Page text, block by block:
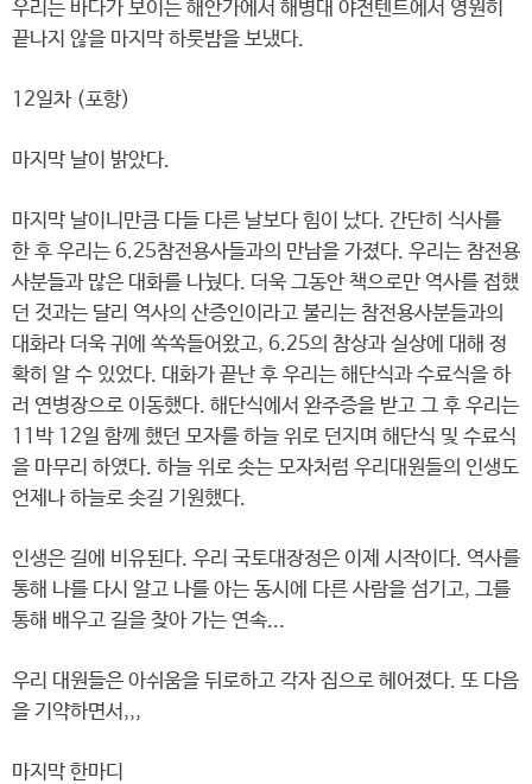
우리는 바다가 보이는 해안가에서 해병대 야전텐트에서 영원히
끝나지 않을 마지막 하룻밤을 보냈다.
12일차 (포항)
마지막 날이 밝았다.
마지막 날이니만큼 다들 다른 날보다 힘이 났다. 간단히 식사를
한 후 우리는 6.25참전용사들과의 만남을 가졌다. 우리는 참전용
사분들과 많은 대화를 나눴다. 더욱 그동안 책으로만 역사를 접했
던 것과는 달리 역사의 산증인이라고 불리는 참전용사분들과의
대화라 더욱 귀에 쏙쏙들어왔고, 6.25의 참상과 실상에 대해 정
확히 알 수 있었다. 대화가 끝난 후 우리는 해단식과 수료식을 하
러 연병장으로 이동했다. 해단식에서 완주증을 받고 그 후 우리는
11박 12일 함께 했던 모자를 하늘 위로 던지며 해단식 및 수료식
을 마무리 하였다. 하늘 위로 솟는 모자처럼 우리대원들의 인생도
언제나 하늘로 솟길 기원했다.
인생은 길에 비유된다. 우리 국토대장정은 이제 시작이다. 역사를
통해 나를 다시 알고 나를 아는 동시에 다른 사람을 섬기고, 그를
통해 배우고 길을 찾아 가는 연속...
우리 대원들은 아쉬움을 뒤로하고 각자 집으로 헤어졌다. 또 다음
을 기약하면서,,,
마지막 한마디